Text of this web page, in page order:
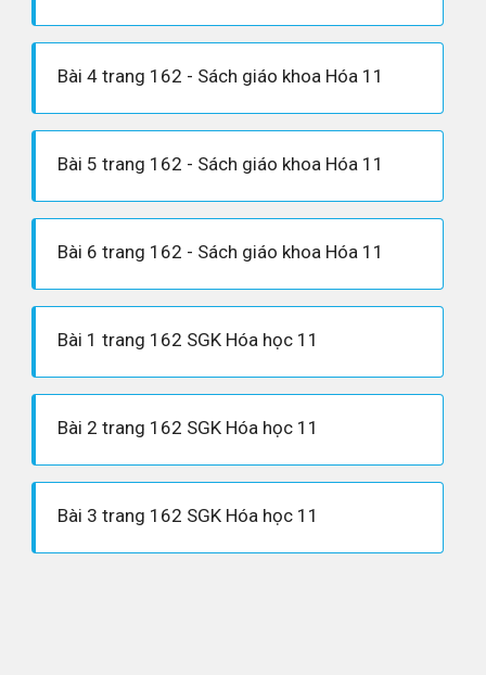
Bài 4 trang 162 - Sách giáo khoa Hóa 11
Bài 5 trang 162 - Sách giáo khoa Hóa 11
Bài 6 trang 162 - Sách giáo khoa Hóa 11
Bài 1 trang 162 SGK Hóa học 11
Bài 2 trang 162 SGK Hóa học 11
Bài 3 trang 162 SGK Hóa học 11